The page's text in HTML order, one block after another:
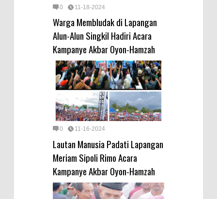
0 11-18-2024
Warga Membludak di Lapangan
Alun-Alun Singkil Hadiri Acara
Kampanye Akbar Oyon-Hamzah
0 11-16-2024
Lautan Manusia Padati Lapangan
Meriam Sipoli Rimo Acara
Kampanye Akbar Oyon-Hamzah